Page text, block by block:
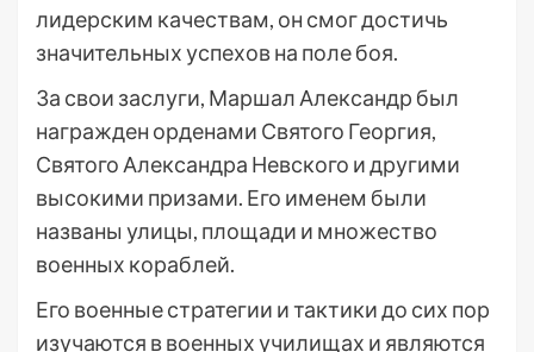
лидерским качествам, он смог достичь
значительных успехов на поле боя.
За свои заслуги, Маршал Александр был
награжден орденами Святого Георгия,
Святого Александра Невского и другими
высокими призами. Его именем были
названы улицы, площади и множество
военных кораблей.
Его военные стратегии и тактики до сих пор
изучаются в военных училищах и являются